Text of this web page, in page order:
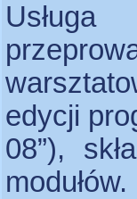
edycji
08”),
modułów.